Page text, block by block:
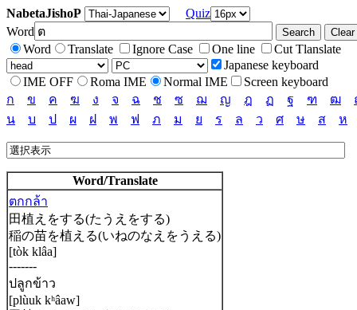
NabetaJishoP
Quiz
Word
Word
Translate Ignore Case One line
Cut Tlanslate
Japanese keyboard
IME OFF
Roma IME Normal IME
Screen keyboard
ก
ข ค ฆ ง จ ฉ ช ซ ฌ ญ ฎ ฏ ฐ ฑ ฒ
น
บ ป ผ ฝ พ ฟ ภ ม ย ร ล ว ศ ษ ส ห
Word/Translate
ตกกล้า
田植えをする(たうえをする)
稲の苗を植える(いねのなえをうえる)
[tòk klâa]
-------
ปลูกข้าว
[plùuk kʰâaw]